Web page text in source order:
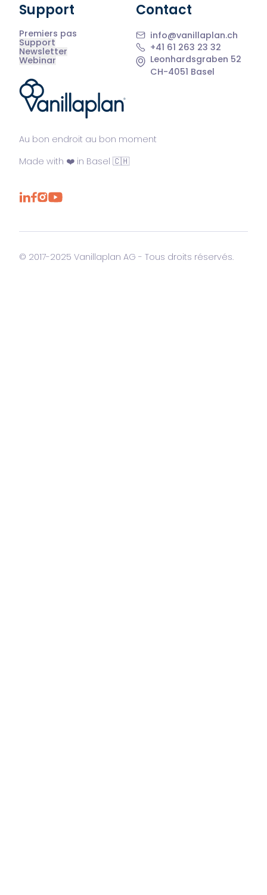
®
Au bon endroit au bon moment
Made with ❤️ in Basel 🇨🇭
Support
Premiers pas
Support
Newsletter
Webinar
Contact
info@vanillaplan.ch
+41 61 263 23 32
Leonhardsgraben 52
CH-4051 Basel
© 2017-2025 Vanillaplan AG - Tous droits réservés.